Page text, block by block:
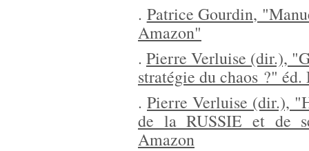
. Patrice Gourdin,
Amazon"
. Pierre Verluise (dir.),
stratégie du chaos ?"
. Pierre Verluise (dir.),
de la RUSSIE et de
Amazon